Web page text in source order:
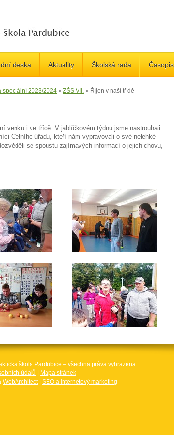
deska Aktuality Školská rada Časopis
speciální 2023/2024 » ZŠS VII. » Říjen v naší třídě
venku i ve třídě. V jablíčkovém týdnu jsme nastrouhali
Celního úřadu, kteří nám vypravovali o své nelehké
se spoustu zajímavých informací o jejich chovu,
škola Pardubice – všechna práva vyhrazena
údajů
Mapa stránek
WebArchitect| SEO a internetový marketing